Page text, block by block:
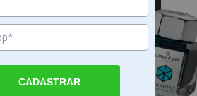
CADASTRAR